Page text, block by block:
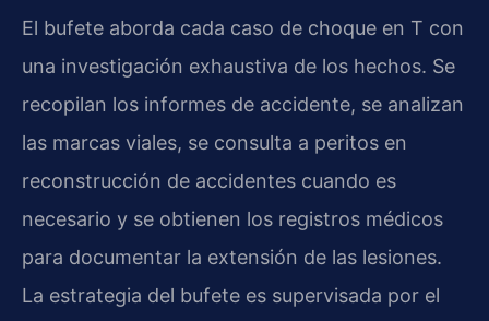
El bufete aborda cada caso de choque en T con
una investigación exhaustiva de los hechos. Se
recopilan los informes de accidente, se analizan
las marcas viales, se consulta a peritos en
reconstrucción de accidentes cuando es
necesario y se obtienen los registros médicos
para documentar la extensión de las lesiones.
La estrategia del bufete es supervisada por el